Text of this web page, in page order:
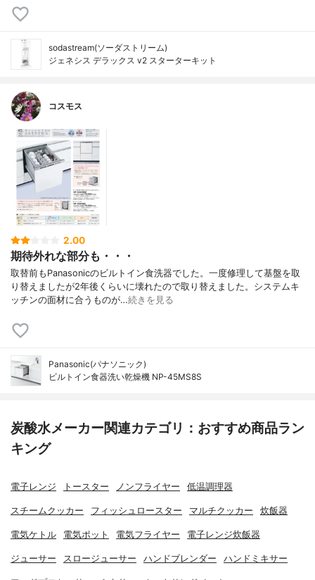
sodastream(ソーダストリーム)
ジェネシス デラックス v2 スターターキット
コスモス
2.00
期待外れな部分も・・・
取替前もPanasonicのビルトイン食洗器でした。一度修理して基盤を取
り替えましたが2年後くらいに壊れたので取り替えました。システムキ
ッチンの面材に合うものが…続きを見る
Panasonic(パナソニック)
ビルトイン食器洗い乾燥機 NP-45MS8S
炭酸水メーカー関連カテゴリ：おすすめ商品ラン
キング
電子レンジ トースター ノンフライヤー 低温調理器
スチームクッカー フィッシュロースター マルチクッカー 炊飯器
電気ケトル 電気ポット 電気フライヤー 電子レンジ炊飯器
ジューサー スロージューサー ハンドブレンダー ハンドミキサー